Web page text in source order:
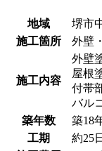
地域
堺市
施工箇所
外壁
施工内容
外壁
屋根
付帯
バル
築年数
築18
工期
約25日